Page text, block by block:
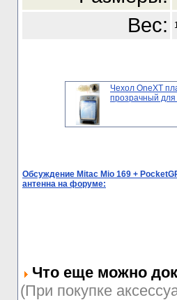
Вес:
Чехол OneXT
прозрачный для
Обсуждение Mitac Mio 169 +
антенна на форуме:
Что еще можно
(При покупке